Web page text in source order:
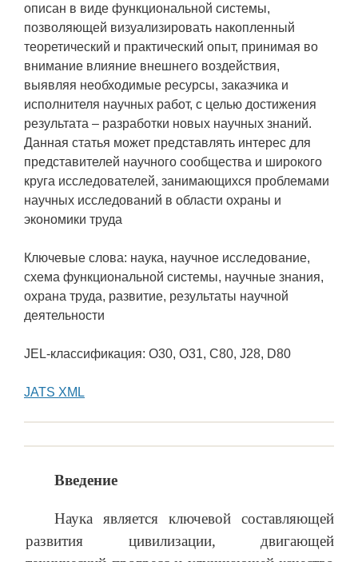
описан в виде функциональной системы,
позволяющей визуализировать накопленный
теоретический и практический опыт, принимая во
внимание влияние внешнего воздействия,
выявляя необходимые ресурсы, заказчика и
исполнителя научных работ, с целью достижения
результата – разработки новых научных знаний.
Данная статья может представлять интерес для
представителей научного сообщества и широкого
круга исследователей, занимающихся проблемами
научных исследований в области охраны и
экономики труда
Ключевые слова: наука, научное исследование,
схема функциональной системы, научные знания,
охрана труда, развитие, результаты научной
деятельности
JEL-классификация: O30, O31, C80, J28, D80
JATS XML
Введение
Наука является ключевой составляющей
развития цивилизации, двигающей